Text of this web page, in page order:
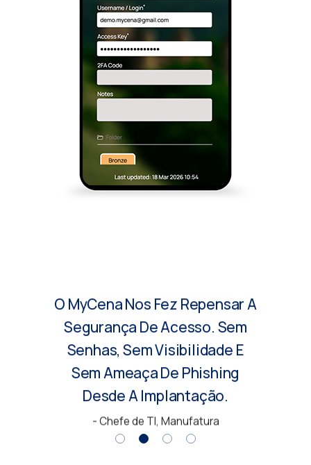
Segurança De Acesso. Sem
Senhas, Sem Visibilidade E
Sem Ameaça De Phishing
Desde A Implantação.
- Chefe de TI, Manufatura